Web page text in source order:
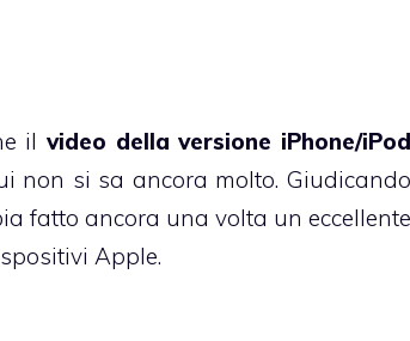
il video della versione iPhone/iPod
non si sa ancora molto. Giudicando
fatto ancora una volta un eccellente
Apple.